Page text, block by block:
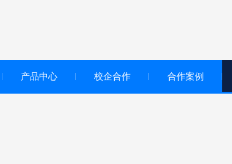
产品中心 校企合作 合作案例